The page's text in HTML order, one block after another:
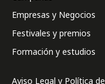
Empresas y Negocios
Festivales y premios
Formación y estudios
Aviso Legal y Política de